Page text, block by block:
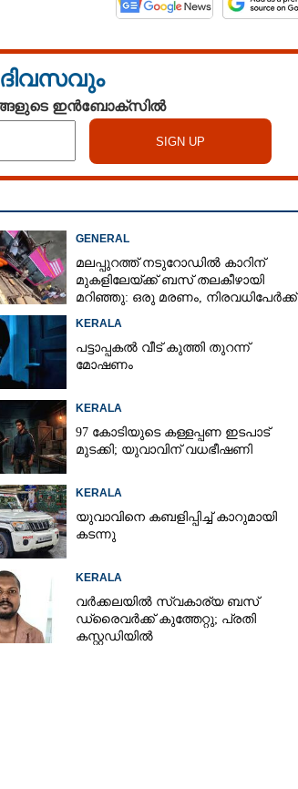
ദിവസവും
ഇൻബോക്സിൽ
GENERAL
മലപ്പുറത്ത് നടുറോഡിൽ കാറിന്
മുകളിലേയ്ക്ക് ബസ് തലകീഴായി
മറിഞ്ഞു: ഒരു മരണം, നിരവധിപേർക്ക്
KERALA
പട്ടാപ്പകൽ വീട് കുത്തി തുറന്ന്
മോഷണം
KERALA
97 കോടിയുടെ കള്ളപ്പണ ഇടപാട്
മുടക്കി; യുവാവിന് വധഭീഷണി
KERALA
യുവാവിനെ കബളിപ്പിച്ച് കാറുമായി
കടന്നു
KERALA
വർക്കലയിൽ സ്വകാര്യ ബസ്
ഡ്രൈവർക്ക് കുത്തേറ്റു; പ്രതി
കസ്റ്റഡിയിൽ